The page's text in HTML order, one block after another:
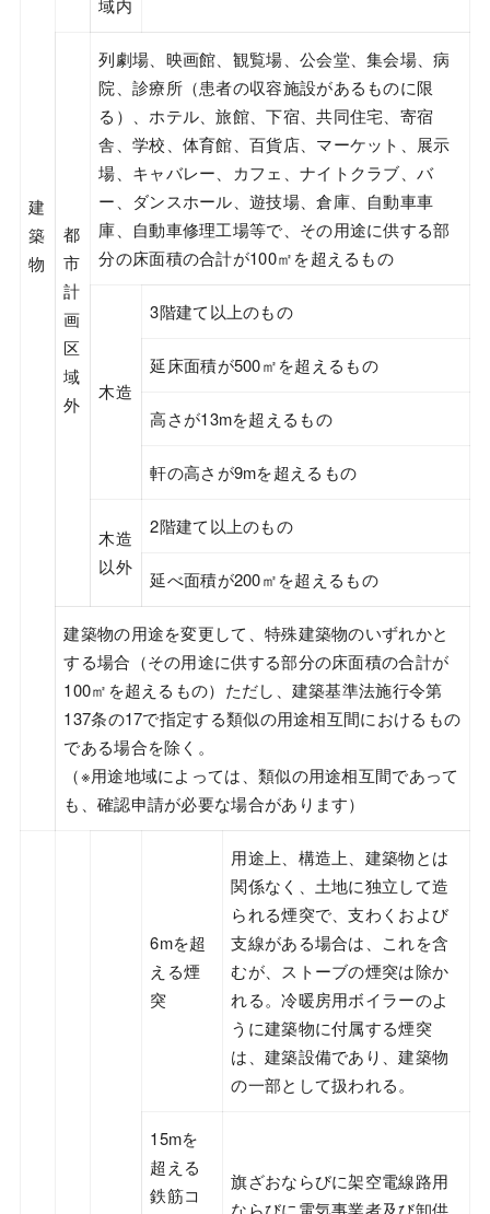
建
築
物
域内
都
市
計
画
区
域
外
列劇場、映画館、観覧場、公会堂、集会場、病
院、診療所（患者の収容施設があるものに限
る）、ホテル、旅館、下宿、共同住宅、寄宿
舎、学校、体育館、百貨店、マーケット、展示
場、キャバレー、カフェ、ナイトクラブ、バ
ー、ダンスホール、遊技場、倉庫、自動車車
庫、自動車修理工場等で、その用途に供する部
分の床面積の合計が100㎡を超えるもの
木造
3階建て以上のもの
延床面積が500㎡を超えるもの
高さが13mを超えるもの
軒の高さが9mを超えるもの
木造
以外
2階建て以上のもの
延べ面積が200㎡を超えるもの
建築物の用途を変更して、特殊建築物のいずれかと
する場合（その用途に供する部分の床面積の合計が
100㎡を超えるもの）ただし、建築基準法施行令第
137条の17で指定する類似の用途相互間におけるもの
である場合を除く。
（※用途地域によっては、類似の用途相互間であって
も、確認申請が必要な場合があります）
6mを超
える煙
突
用途上、構造上、建築物とは
関係なく、土地に独立して造
られる煙突で、支わくおよび
支線がある場合は、これを含
むが、ストーブの煙突は除か
れる。冷暖房用ボイラーのよ
うに建築物に付属する煙突
は、建築設備であり、建築物
の一部として扱われる。
15mを
超える
鉄筋コ
旗ざおならびに架空電線路用
ならびに電気事業者及び卸供